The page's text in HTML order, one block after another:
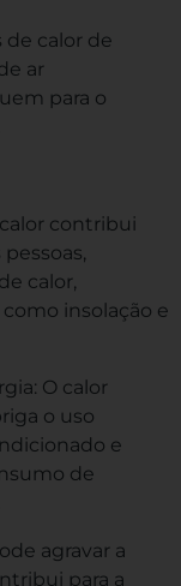
de calor de
ar
para o
contribui
calor,
insolação e
O calor
o uso
e
de
agravar a
para a